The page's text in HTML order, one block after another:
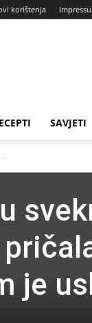
korištenja
SAVJETI
je